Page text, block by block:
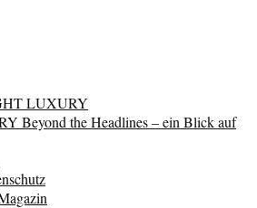
LUXURY
Beyond the Headlines – ein Blick auf